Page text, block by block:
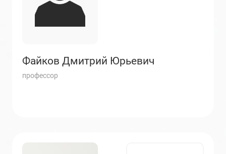
Файков Дмитрий Юрьевич
профессор